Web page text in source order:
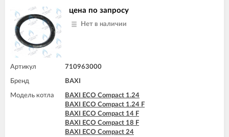
цена по запросу
Нет в наличии
Артикул 710963000
Бренд BAXI
Модель котла
BAXI ECO Compact 1.24
BAXI ECO Compact 1.24 F
BAXI ECO Compact 14 F
BAXI ECO Compact 18 F
BAXI ECO Compact 24